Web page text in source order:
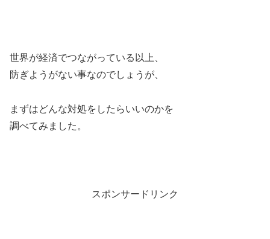
世界が経済でつながっている以上、
防ぎようがない事なのでしょうが、
まずはどんな対処をしたらいいのかを
調べてみました。
スポンサードリンク